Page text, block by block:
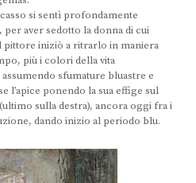
si sentì profondamente
aver sedotto la donna di cui
pittore iniziò a ritrarlo in maniera
più i colori della vita
sfumature bluastre e
l’apice ponendo la sua effige sul
sulla destra), ancora oggi fra i
dando inizio al periodo blu.